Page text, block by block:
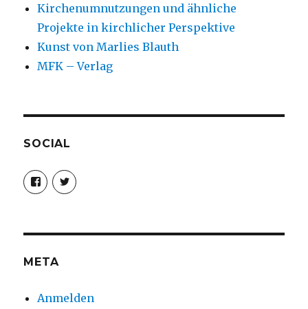
Kirchenumnutzungen und ähnliche
Projekte in kirchlicher Perspektive
Kunst von Marlies Blauth
MFK – Verlag
SOCIAL
Profil
von
christoph.fleischer1
anzeigen
Profil
von
ChristophFl
anzeigen
META
Anmelden